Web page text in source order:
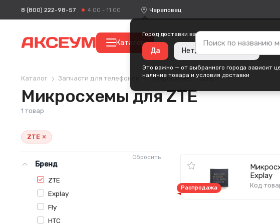
8 (800) 222-98-57 4:00 - 11:00 Череповец
Город доставки ваших покупок —
Да Нет, изменить город
Это важно — от выбранного города зависит
наличие товара и условия доставки
Каталог
Каталог Запчасти для телефонов Микросхемы ZTE
Микросхемы для ZTE
1 товар
ZTE ×
Сбросить
Бренд
ZTE
Explay
Fly
HTC
Explay
Код
Распродажа